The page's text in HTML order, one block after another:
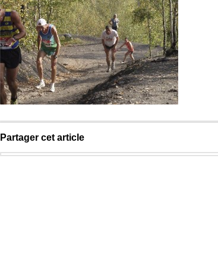
Partager cet article